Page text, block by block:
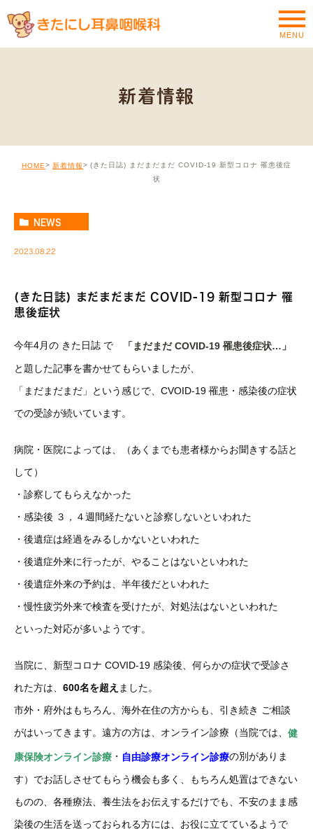
MENU
新着情報
HOME 新着情報
(きた日誌) まだまだまだ COVID-19 新型コロナ 罹患後症
状
NEWS
2023.08.22
(きた日誌) まだまだまだ COVID-19 新型コロナ 罹
患後症状
今年4月の きた日誌 で
「まだまだ COVID-19 罹患後症状…」
と題した記事を書かせてもらいましたが、
「まだまだまだ」という感じで、CVOID-19 罹患・感染後の症状
での受診が続いています。
病院・医院によっては、（あくまでも患者様からお聞きする話と
して）
・診察してもらえなかった
・感染後 ３，４週間経たないと診察しないといわれた
・後遺症は経過をみるしかないといわれた
・後遺症外来に行ったが、やることはないといわれた
・後遺症外来の予約は、半年後だといわれた
・慢性疲労外来で検査を受けたが、対処法はないといわれた
といった対応が多いようです。
当院に、新型コロナ COVID-19 感染後、何らかの症状で受診さ
れた方は、 600名を超え ました。
市外・府外はもちろん、海外在住の方からも、引き続き ご相談
がはいってきます。遠方の方は、オンライン診療（当院では、 健
康保険オンライン診療 ・ 自由診療オンライン診療の別がありま
す）でお話しさせてもらう機会も多く、もちろん処置はできない
ものの、各種療法、養生法をお伝えするだけでも、不安のまま感
染後の生活を送っておられる方には、お役に立てているようで